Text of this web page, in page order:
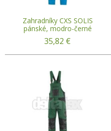
Zahradníky CXS SOLIS
pánské, modro-černé
35,82 €